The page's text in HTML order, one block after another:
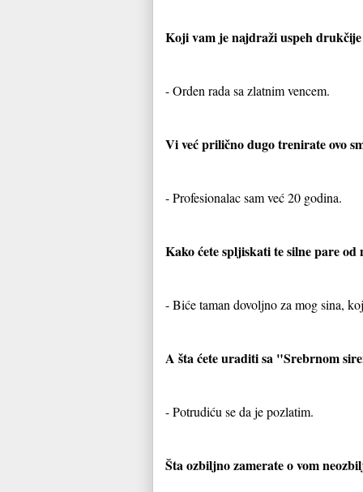
Koji vam je najdraži uspeh
- Orden rada sa zlatnim vencem.
Vi već prilično dugo trenirate ovo
- Profesionalac sam već 20 godina.
Kako ćete spljiskati te silne pare od
- Biće taman dovoljno za mog sina,
A šta ćete uraditi sa "Srebrnom
- Potrudiću se da je pozlatim.
Šta ozbiljno zamerate o vom